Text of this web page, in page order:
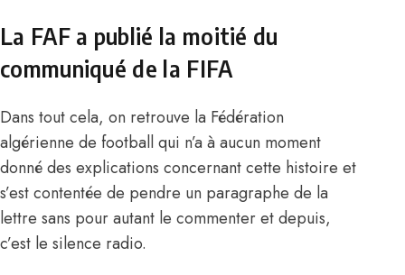
La FAF a publié la moitié du
communiqué de la FIFA
Dans tout cela, on retrouve la Fédération
algérienne de football qui n’a à aucun moment
donné des explications concernant cette histoire et
s’est contentée de pendre un paragraphe de la
lettre sans pour autant le commenter et depuis,
c’est le silence radio.